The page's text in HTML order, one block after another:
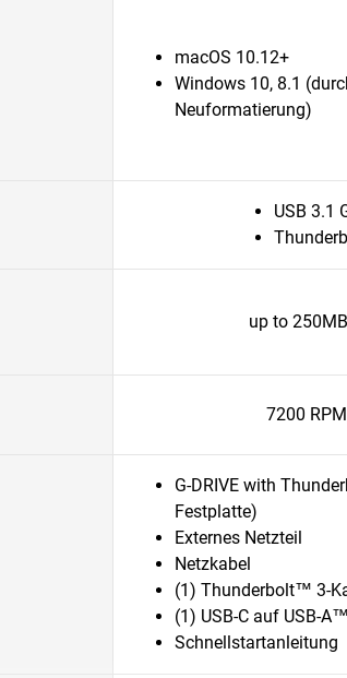
macOS 10.12+
Windows 10, 8.1
Neuformatierung)
USB 3.1
up to
7200 RPM
G-DRIVE with
Festplatte)
Externes Netzteil
Netzkabel
(1) Thunderbolt™ 3-
(1) USB-C auf USB-
Schnellstartanleitung